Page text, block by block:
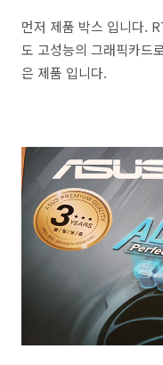
먼저 제품 박스 입니다.
도 고성능의 그래픽카드
은 제품 입니다.